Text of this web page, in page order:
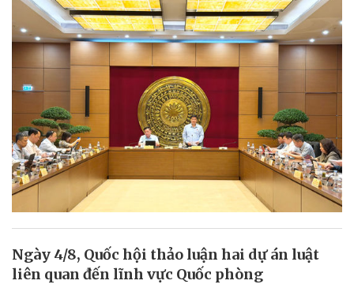
Ngày 4/8, Quốc hội thảo luận hai dự án luật
liên quan đến lĩnh vực Quốc phòng